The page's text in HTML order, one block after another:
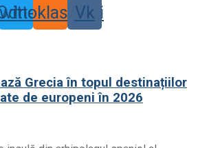
Vk
Grecia în topul destinațiilor
de europeni în 2026